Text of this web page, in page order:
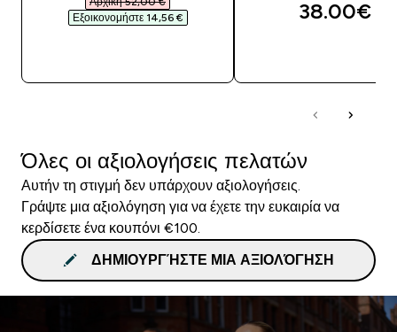
Εξοικονομήστε 14,56 €‎
38.00€‎
Όλες οι αξιολογήσεις πελατών
Αυτήν τη στιγμή δεν υπάρχουν αξιολογήσεις.
Γράψτε μια αξιολόγηση για να έχετε την ευκαιρία να
κερδίσετε ένα κουπόνι €100.
ΔΗΜΙΟΥΡΓΉΣΤΕ ΜΙΑ ΑΞΙΟΛΌΓΗΣΗ